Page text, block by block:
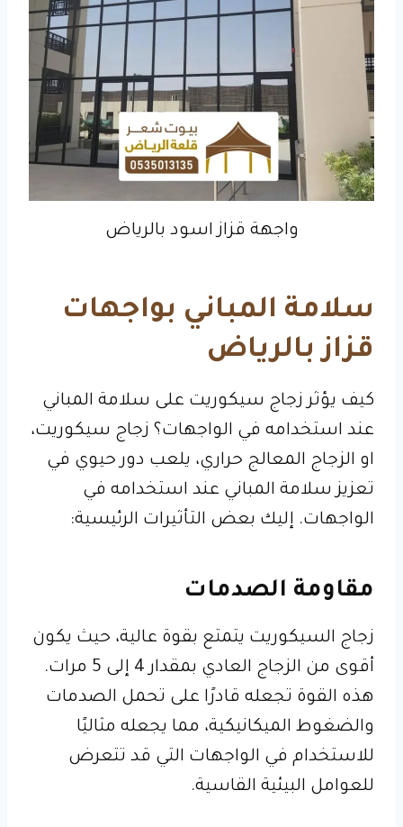
واجهة قزاز اسود بالرياض
سلامة المباني بواجهات
قزاز بالرياض
كيف يؤثر زجاج سيكوريت على سلامة المباني
عند استخدامه في الواجهات؟ زجاج سيكوريت،
او الزجاج المعالج حراري، يلعب دور حيوي في
تعزيز سلامة المباني عند استخدامه في
الواجهات. إليك بعض التأثيرات الرئيسية:
مقاومة الصدمات
زجاج السيكوريت يتمتع بقوة عالية، حيث يكون
أقوى من الزجاج العادي بمقدار 4 إلى 5 مرات.
هذه القوة تجعله قادرًا على تحمل الصدمات
والضغوط الميكانيكية، مما يجعله مثاليًا
للاستخدام في الواجهات التي قد تتعرض
للعوامل البيئية القاسية.